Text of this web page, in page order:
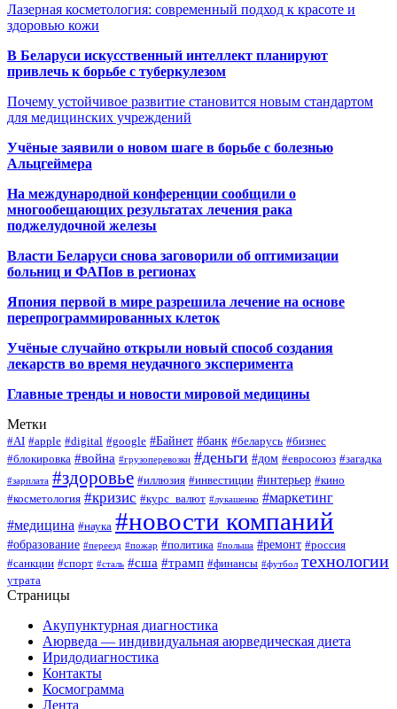
Лазерная косметология: современный подход к красоте и
здоровью кожи
В Беларуси искусственный интеллект планируют
привлечь к борьбе с туберкулезом
Почему устойчивое развитие становится новым стандартом
для медицинских учреждений
Учёные заявили о новом шаге в борьбе с болезнью
Альцгеймера
На международной конференции сообщили о
многообещающих результатах лечения рака
поджелудочной железы
Власти Беларуси снова заговорили об оптимизации
больниц и ФАПов в регионах
Япония первой в мире разрешила лечение на основе
перепрограммированных клеток
Учёные случайно открыли новый способ создания
лекарств во время неудачного эксперимента
Главные тренды и новости мировой медицины
Метки
#AI #apple #digital #google #Байнет #банк #беларусь #бизнес
#блокировка #война #грузоперевозки #деньги #дом #евросоюз #загадка
#зарплата #здоровье #иллюзия #инвестиции #интерьер #кино
#косметология #кризис #курс_валют #лукашенко #маркетинг
#медицина #наука #новости компаний
#образование #переезд #пожар #политика #польша #ремонт #россия
#санкции #спорт #сталь #сша #трамп #финансы #футбол технологии
утрата
Страницы
Акупунктурная диагностика
Аюрведа — индивидуальная аюрведическая диета
Иридодиагностика
Контакты
Космограмма
Лента